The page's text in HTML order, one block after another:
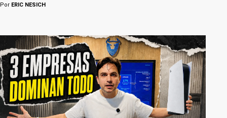
Por ERIC NESICH